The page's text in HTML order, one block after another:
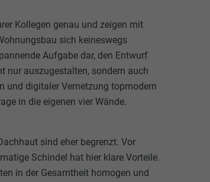
Kollegen genau und zeigen mit
sich keineswegs
Aufgabe dar, den Entwurf
nur auszugestalten, sondern auch
und digitaler Vernetzung topmodern
in die eigenen vier Wände.
sind eher begrenzt. Vor
Schindel hat hier klare Vorteile.
in der Gesamtheit homogen und